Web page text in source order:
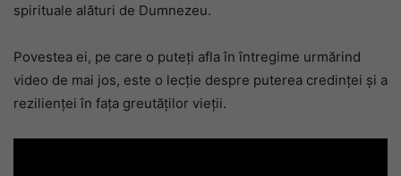
spirituale alături de Dumnezeu.
Povestea ei, pe care o puteți afla în întregime urmărind
video de mai jos, este o lecție despre puterea credinței și a
rezilienței în fața greutăților vieții.